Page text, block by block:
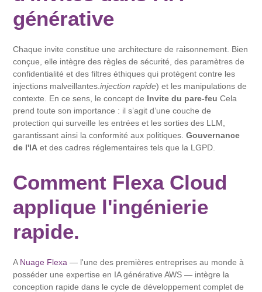
générative
Chaque invite constitue une architecture de raisonnement. Bien
conçue, elle intègre des règles de sécurité, des paramètres de
confidentialité et des filtres éthiques qui protègent contre les
injections malveillantes.injection rapide) et les manipulations de
contexte. En ce sens, le concept de Invite du pare-feu Cela
prend toute son importance : il s’agit d’une couche de
protection qui surveille les entrées et les sorties des LLM,
garantissant ainsi la conformité aux politiques.Gouvernance
de l'IA et des cadres réglementaires tels que la LGPD.
Comment Flexa Cloud
applique l'ingénierie
rapide.
A Nuage Flexa — l'une des premières entreprises au monde à
posséder une expertise en IA générative AWS — intègre la
conception rapide dans le cycle de développement complet de